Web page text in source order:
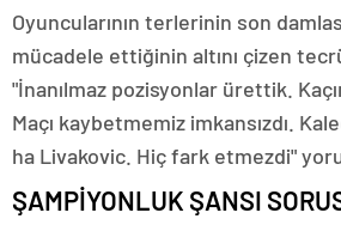
Oyuncularının terlerinin son
mücadele ettiğinin altını çizen
"İnanılmaz pozisyonlar ürettik.
Maçı kaybetmemiz imkansızdı.
ha Livakovic. Hiç fark etmezdi"
ŞAMPİYONLUK ŞANSI